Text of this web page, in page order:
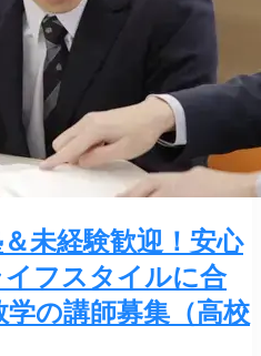
未経験歓迎！安心
フスタイルに合
の講師募集（高校